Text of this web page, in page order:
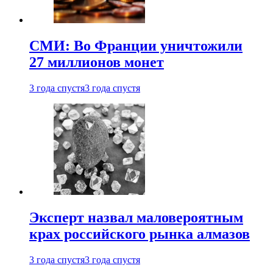
СМИ: Во Франции уничтожили
27 миллионов монет
3 года спустя3 года спустя
Эксперт назвал маловероятным
крах российского рынка алмазов
3 года спустя3 года спустя